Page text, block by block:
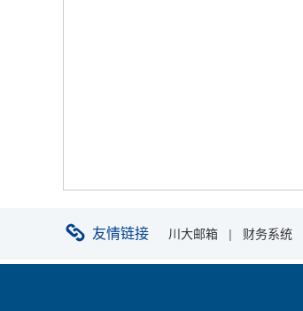
友情链接 川大邮箱 | 财务系统